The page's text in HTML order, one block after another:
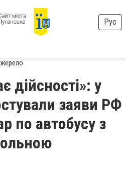
Рус
дійсності»: у
заяви РФ
по автобусу з